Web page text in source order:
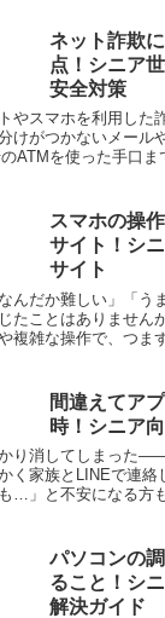
ネット詐欺
点！シニア
安全対策
やスマホを利用した
けがつかないメール
ATMを使った手口
スマホの操
サイト！シ
サイト
んだか難しい」「う
たことはありません
複雑な操作で、つま
間違えてア
時！シニア
り消してしまった
く家族とLINEで連絡
…」と不安になる方
パソコンの
ること！シ
解決ガイド